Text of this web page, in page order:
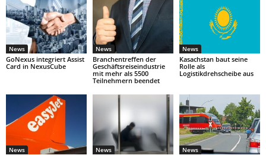
News
GoNexus integriert Assist
Card in NexusCube
News
Branchentreffen der
Geschäftsreiseindustrie
mit mehr als 5500
Teilnehmern beendet
News
Kasachstan baut seine
Rolle als
Logistikdrehscheibe aus
News News News